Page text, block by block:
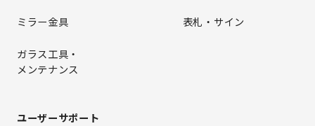
ミラー金具 表札・サイン
ガラス工具・
メンテナンス
ユーザーサポート